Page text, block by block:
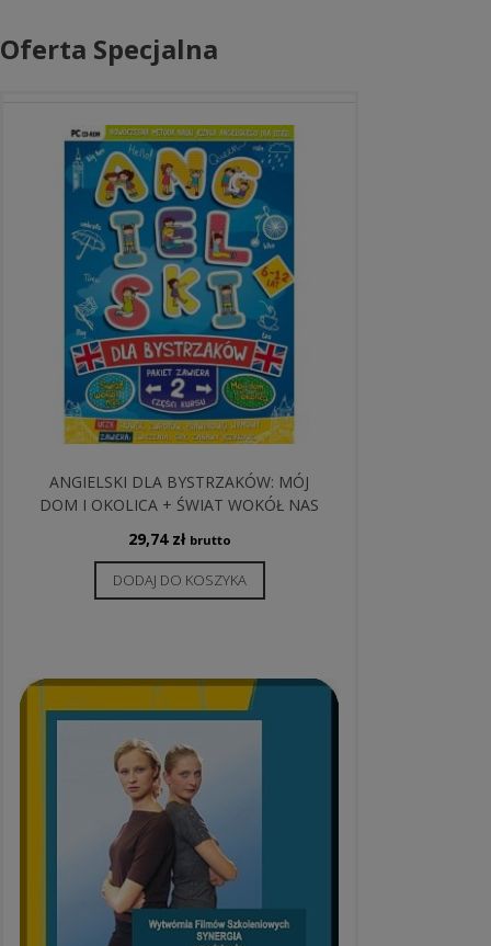
Oferta Specjalna
ANGIELSKI DLA BYSTRZAKÓW: MÓJ
DOM I OKOLICA + ŚWIAT WOKÓŁ NAS
29,74 zł brutto
DODAJ DO KOSZYKA